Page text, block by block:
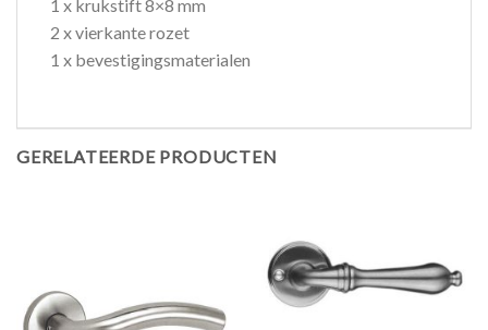
1 x krukstift 8×8 mm
2 x vierkante rozet
1 x bevestigingsmaterialen
GERELATEERDE PRODUCTEN